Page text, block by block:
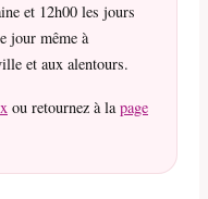
et 12h00 les jours
jour même à
et aux alentours.
ou retournez à lapage